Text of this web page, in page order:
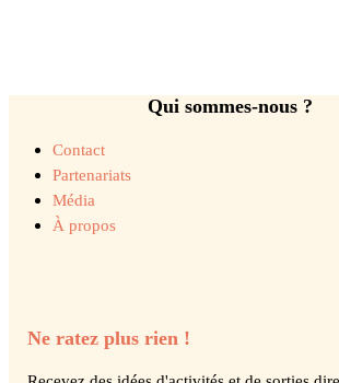
Qui sommes-nous ?
Contact
Partenariats
Média
À propos
Ne ratez plus rien !